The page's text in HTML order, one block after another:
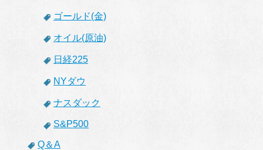
ゴールド(金)
オイル(原油)
日経225
NYダウ
ナスダック
S&P500
Q＆A